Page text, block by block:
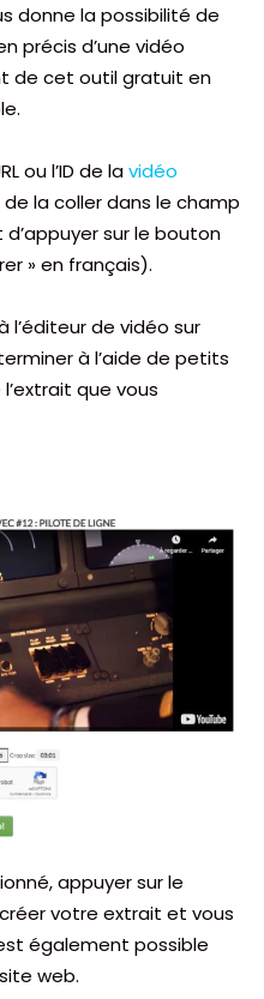
donne la possibilité de
précis d’une vidéo
de cet outil gratuit en
ou l’ID de lavidéo
la coller dans le champ
sur le bouton
» en français).
l’éditeur de vidéo sur
à l’aide de petits
que vous
appuyer sur le
votre extrait et vous
également possible
web.